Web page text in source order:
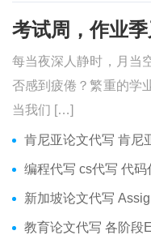
每当夜深人静时，月当
否感到疲倦？繁重的学
当我们 […]
肯尼亚论文代写 肯尼亚
编程代写 cs代写 代
新加坡论文代写
教育论文代写 各阶段